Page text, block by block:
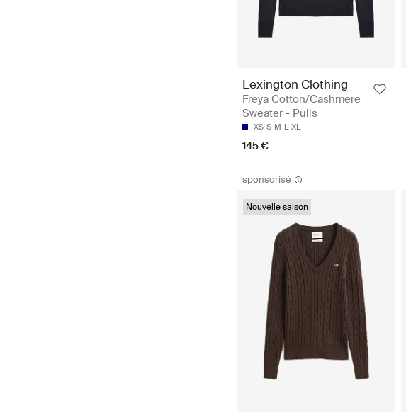
Lexington Clothing
Freya Cotton/Cashmere
Sweater - Pulls
XS S M L XL
145 €
sponsorisé
Nouvelle saison